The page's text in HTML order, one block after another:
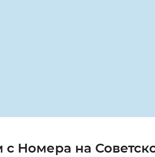
с Номера на